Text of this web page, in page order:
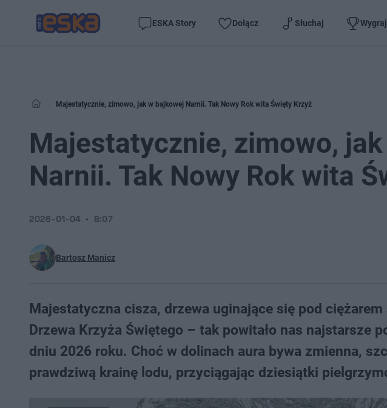
ESKA Story Dołącz Słuchaj Wygraj
Majestatycznie, zimowo, jak w bajkowej Narnii. Tak Nowy Rok wita Święty Krzyż
Majestatycznie, zimowo,
Narnii. Tak Nowy Rok wita
Bartosz Manicz
2026-01-04 8:07
Majestatyczna cisza, drzewa uginające się pod
Drzewa Krzyża Świętego – tak powitało nas najstarsze
dniu 2026 roku. Choć w dolinach aura bywa zmienna,
prawdziwą krainę lodu, przyciągając dziesiątki